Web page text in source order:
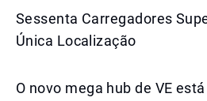
Sessenta Carregadores
Única Localização
O novo mega hub de VE